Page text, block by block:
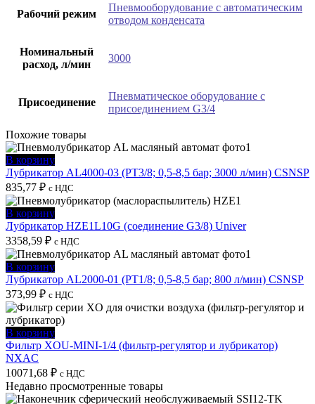
Рабочий режим
Пневмооборудование с автоматическим
отводом конденсата
Номинальный
расход, л/мин
3000
Присоединение
Пневматическое оборудование с
присоединением G3/4
Похожие товары
В корзину
Лубрикатор AL4000-03 (PT3/8; 0,5-8,5 бар; 3000 л/мин) CSNSP
835,77 ₽ с НДС
В корзину
Лубрикатор HZE1L10G (соединение G3/8) Univer
3358,59 ₽ с НДС
В корзину
Лубрикатор AL2000-01 (PT1/8; 0,5-8,5 бар; 800 л/мин) CSNSP
373,99 ₽ с НДС
В корзину
Фильтр XOU-MINI-1/4 (фильтр-регулятор и лубрикатор)
NXAC
10071,68 ₽ с НДС
Недавно просмотренные товары